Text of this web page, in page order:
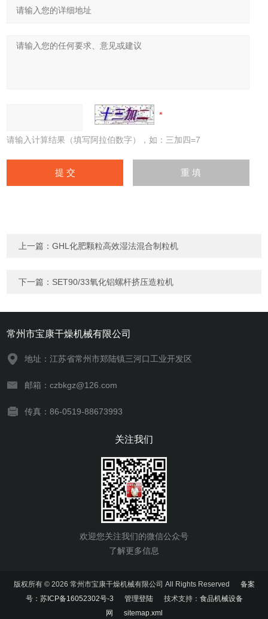
请输入计算结果（填写阿拉伯数字），如：三加四=7
上一篇：GHL化肥颗粒高效湿法混合制粒机
下一篇： SET90/33氧化铝螺杆挤压造粒机
常州市宝康干燥机械有限公司
地址：江苏省常州市郑陆镇三河口工业开发区
邮箱：czbkgz@126.com
传真：86-0519-88673993
关注我们
欢迎您关注我们的微信公众号
了解更多信息
版权所有 © 2026 常州市宝康干燥机械有限公司 All Rights Reserved 备案
号：苏ICP备16052302号-3
管理登陆技术支持： 食品机械设备
网
sitemap.xml